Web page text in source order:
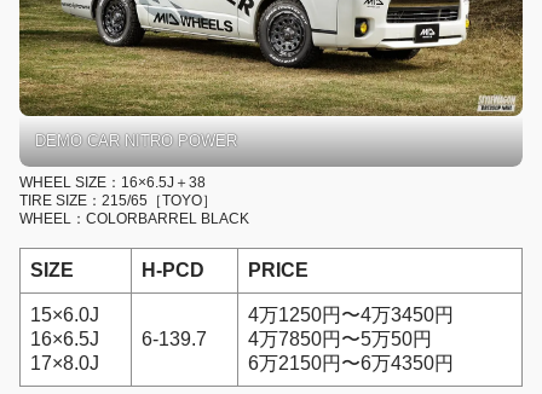
DEMO CAR NITRO POWER
WHEEL SIZE：16×6.5J＋38
TIRE SIZE：215/65［TOYO］
WHEEL：COLORBARREL BLACK
SIZE H-PCD PRICE
15×6.0J
16×6.5J
17×8.0J
6-139.7
4万1250円〜4万3450円
4万7850円〜5万50円
6万2150円〜6万4350円